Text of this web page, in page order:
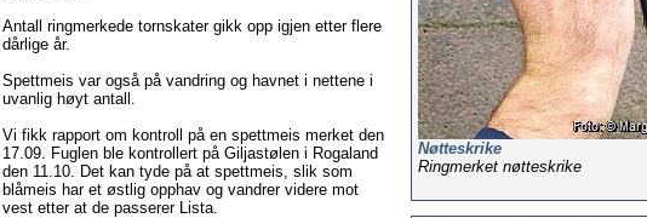
Nøtteskrike
Ringmerket nøtteskrike
Antall ringmerkede tornskater gikk opp igjen etter flere
dårlige år.
Spettmeis var også på vandring og havnet i nettene i
uvanlig høyt antall.
Vi fikk rapport om kontroll på en spettmeis merket den
17.09. Fuglen ble kontrollert på Giljastølen i Rogaland
den 11.10. Det kan tyde på at spettmeis, slik som
blåmeis har et østlig opphav og vandrer videre mot
vest etter at de passerer Lista.